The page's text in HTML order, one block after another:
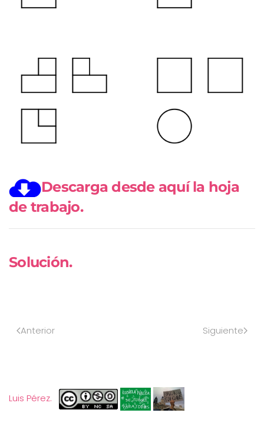
Descarga desde aquí la hoja
de trabajo.
Solución.
Anterior Siguiente
Luis Pérez.